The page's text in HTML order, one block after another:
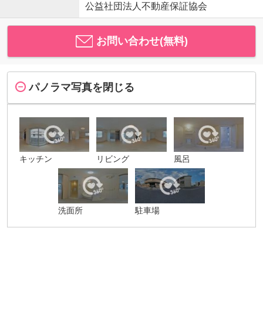
公益社団法人不動産保証協会
お問い合わせ(無料)
パノラマ写真を閉じる
キッチン リビング 風呂
洗面所 駐車場